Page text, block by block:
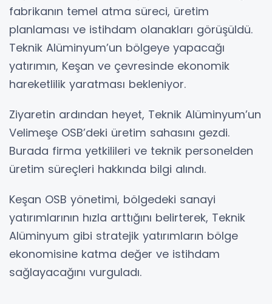
fabrikanın temel atma süreci, üretim
planlaması ve istihdam olanakları görüşüldü.
Teknik Alüminyum’un bölgeye yapacağı
yatırımın, Keşan ve çevresinde ekonomik
hareketlilik yaratması bekleniyor.
Ziyaretin ardından heyet, Teknik Alüminyum’un
Velimeşe OSB’deki üretim sahasını gezdi.
Burada firma yetkilileri ve teknik personelden
üretim süreçleri hakkında bilgi alındı.
Keşan OSB yönetimi, bölgedeki sanayi
yatırımlarının hızla arttığını belirterek, Teknik
Alüminyum gibi stratejik yatırımların bölge
ekonomisine katma değer ve istihdam
sağlayacağını vurguladı.